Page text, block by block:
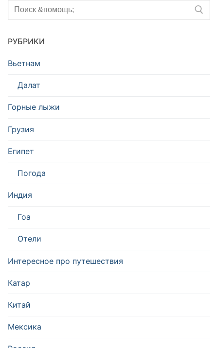
Искать:
РУБРИКИ
Вьетнам
Далат
Горные лыжи
Грузия
Египет
Погода
Индия
Гоа
Отели
Интересное про путешествия
Катар
Китай
Мексика